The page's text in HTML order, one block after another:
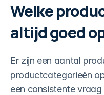
Welke
altijd goed
Er zijn een aantal
productcategorieën
een consistente